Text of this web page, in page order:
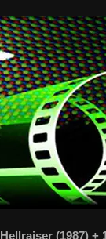
Hellraiser (1987) +